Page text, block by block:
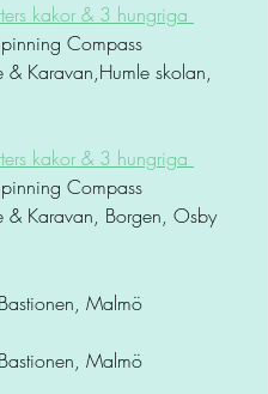
kakor & 3 hungriga
Compass
& Karavan,Humle skolan,
kakor & 3 hungriga
Compass
& Karavan, Borgen, Osby
Bastionen, Malmö
Bastionen, Malmö